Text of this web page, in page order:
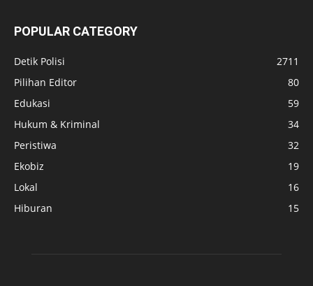
POPULAR CATEGORY
Detik Polisi
2711
Pilihan Editor
80
Edukasi
59
Hukum & Kriminal
34
Peristiwa
32
Ekobiz
19
Lokal
16
Hiburan
15